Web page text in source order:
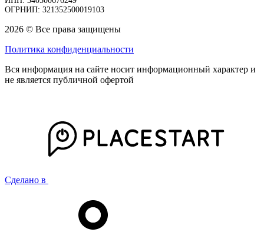
ОГРНИП: 321352500019103
2026 © Все права защищены
Политика конфиденциальности
Вся информация на сайте носит информационный характер и
не является публичной офертой
Сделано в